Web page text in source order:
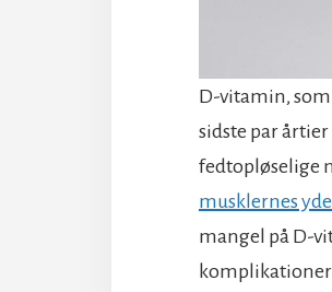
D-vitamin,
sidste par
fedtopløselige
musklernes
mangel på D-
komplikationer